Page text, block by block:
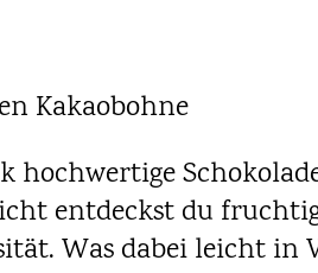
Kakaobohne
hochwertige
entdeckst du
Was dabei leicht in